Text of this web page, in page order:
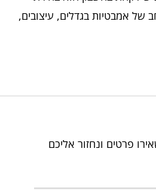
של אמבטיות בגדלים, עיצובים,
פרטים ונחזור אליכם